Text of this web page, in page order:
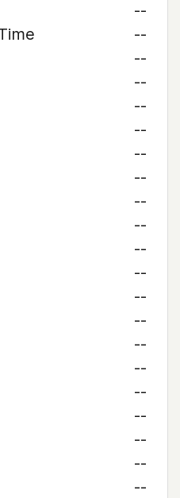
--
--
--
--
--
--
--
--
--
--
--
--
--
--
--
--
--
--
--
--
--